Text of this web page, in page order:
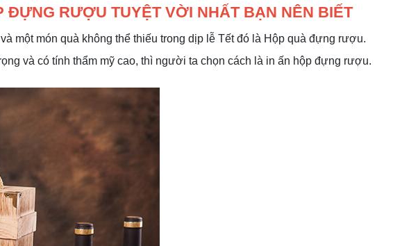
ĐỰNG RƯỢU TUYỆT VỜI NHẤT BẠN NÊN BIẾT
một món quà không thể thiếu trong dịp lễ Tết đó là Hộp quà đựng rượu.
và có tính thẩm mỹ cao, thì người ta chọn cách là in ấn hộp đựng rượu.